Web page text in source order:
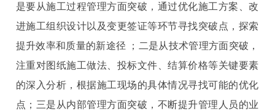
是要从施工过程管理方面突破，通过优化施工方案、改
进施工组织设计以及变更签证等环节寻找突破点，探索
提升效率和质量的新途径 ；二是从技术管理方面突破，
注重对图纸施工做法、投标文件、结算价格等关键要素
的深入分析，根据施工现场的具体情况寻找可能的优化
点；三是从内部管理方面突破，不断提升管理人员的业